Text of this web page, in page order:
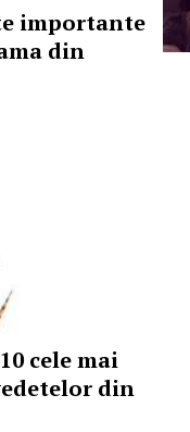
importante
din
cele mai
din